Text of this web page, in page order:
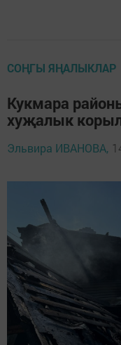
СОҢГЫ ЯҢАЛЫКЛАР
Кукмара
хуҗалык
Эльвира ИВАНОВА,